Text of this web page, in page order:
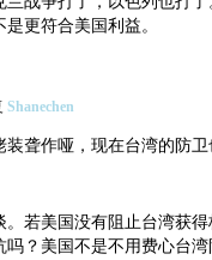
是更符合美国利益。
Shanechen
装聋作哑，现在台湾的防
。若美国没有阻止台湾获
吗？美国不是不用费心台